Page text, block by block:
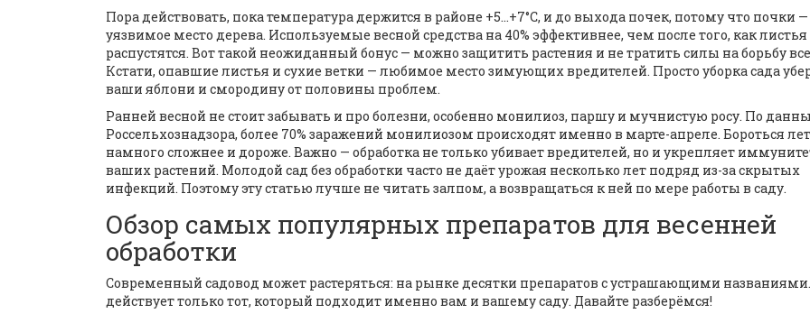
Пора действовать, пока температура держится в районе +5...+7°C, и до выхода почек, потому что почки
уязвимое место дерева. Используемые весной средства на 40% эффективнее, чем после того, как листья
распустятся. Вот такой неожиданный бонус — можно защитить растения и не тратить силы на борьбу
Кстати, опавшие листья и сухие ветки — любимое место зимующих вредителей. Просто уборка сада
ваши яблони и смородину от половины проблем.
Ранней весной не стоит забывать и про болезни, особенно монилиоз, паршу и мучнистую росу. По
Россельхознадзора, более 70% заражений монилиозом происходят именно в марте-апреле. Бороться
намного сложнее и дороже. Важно — обработка не только убивает вредителей, но и укрепляет
ваших растений. Молодой сад без обработки часто не даёт урожая несколько лет подряд из-за скрытых
инфекций. Поэтому эту статью лучше не читать залпом, а возвращаться к ней по мере работы в саду.
Обзор самых популярных препаратов для весенней
обработки
Современный садовод может растеряться: на рынке десятки препаратов с устрашающими
действует только тот, который подходит именно вам и вашему саду. Давайте разберёмся!